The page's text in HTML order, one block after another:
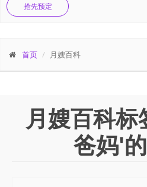
抢先预定
首页 月嫂百科
月嫂百科
爸妈'